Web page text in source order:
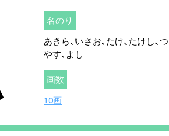
名のり
あきら、いさお、たけ、たけし、つ
やす、よし
画数
10画